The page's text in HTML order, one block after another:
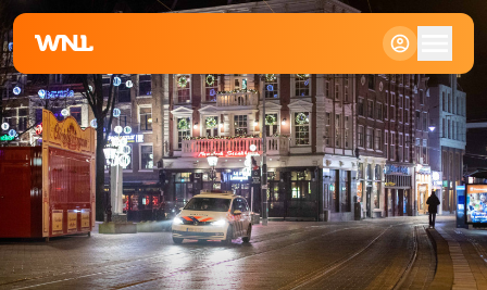
Klein
Standaard